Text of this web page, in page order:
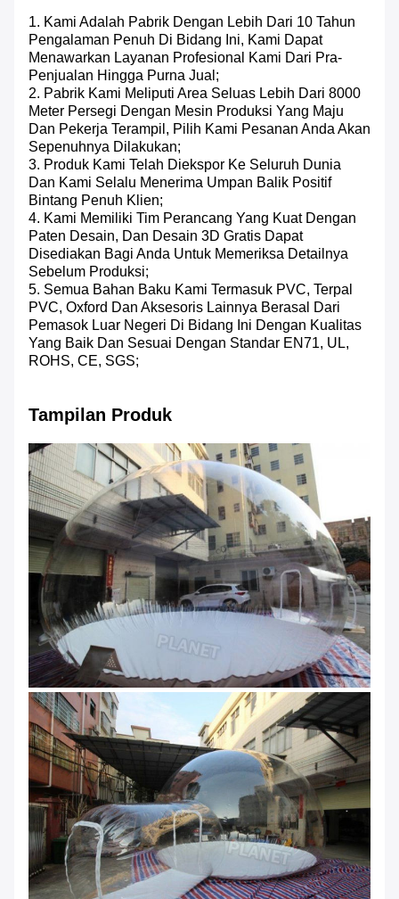
1. Kami Adalah Pabrik Dengan Lebih Dari 10 Tahun
Pengalaman Penuh Di Bidang Ini, Kami Dapat
Menawarkan Layanan Profesional Kami Dari Pra-
Penjualan Hingga Purna Jual;
2. Pabrik Kami Meliputi Area Seluas Lebih Dari 8000
Meter Persegi Dengan Mesin Produksi Yang Maju
Dan Pekerja Terampil, Pilih Kami Pesanan Anda Akan
Sepenuhnya Dilakukan;
3. Produk Kami Telah Diekspor Ke Seluruh Dunia
Dan Kami Selalu Menerima Umpan Balik Positif
Bintang Penuh Klien;
4. Kami Memiliki Tim Perancang Yang Kuat Dengan
Paten Desain, Dan Desain 3D Gratis Dapat
Disediakan Bagi Anda Untuk Memeriksa Detailnya
Sebelum Produksi;
5. Semua Bahan Baku Kami Termasuk PVC, Terpal
PVC, Oxford Dan Aksesoris Lainnya Berasal Dari
Pemasok Luar Negeri Di Bidang Ini Dengan Kualitas
Yang Baik Dan Sesuai Dengan Standar EN71, UL,
ROHS, CE, SGS;
Tampilan Produk